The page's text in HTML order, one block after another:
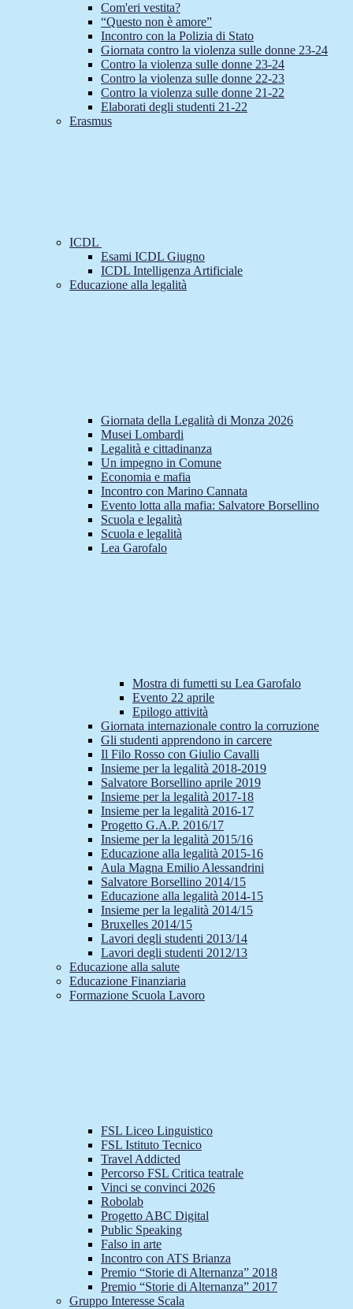
Com'eri vestita?
“Questo non è amore”
Incontro con la Polizia di Stato
Giornata contro la violenza sulle donne 23-24
Contro la violenza sulle donne 23-24
Contro la violenza sulle donne 22-23
Contro la violenza sulle donne 21-22
Elaborati degli studenti 21-22
Erasmus
ICDL
Esami ICDL Giugno
ICDL Intelligenza Artificiale
Educazione alla legalità
Giornata della Legalità di Monza 2026
Musei Lombardi
Legalità e cittadinanza
Un impegno in Comune
Economia e mafia
Incontro con Marino Cannata
Evento lotta alla mafia: Salvatore Borsellino
Scuola e legalità
Scuola e legalità
Lea Garofalo
Mostra di fumetti su Lea Garofalo
Evento 22 aprile
Epilogo attività
Giornata internazionale contro la corruzione
Gli studenti apprendono in carcere
Il Filo Rosso con Giulio Cavalli
Insieme per la legalità 2018-2019
Salvatore Borsellino aprile 2019
Insieme per la legalità 2017-18
Insieme per la legalità 2016-17
Progetto G.A.P. 2016/17
Insieme per la legalità 2015/16
Educazione alla legalità 2015-16
Aula Magna Emilio Alessandrini
Salvatore Borsellino 2014/15
Educazione alla legalità 2014-15
Insieme per la legalità 2014/15
Bruxelles 2014/15
Lavori degli studenti 2013/14
Lavori degli studenti 2012/13
Educazione alla salute
Educazione Finanziaria
Formazione Scuola Lavoro
FSL Liceo Linguistico
FSL Istituto Tecnico
Travel Addicted
Percorso FSL Critica teatrale
Vinci se convinci 2026
Robolab
Progetto ABC Digital
Public Speaking
Falso in arte
Incontro con ATS Brianza
Premio “Storie di Alternanza” 2018
Premio “Storie di Alternanza” 2017
Gruppo Interesse Scala